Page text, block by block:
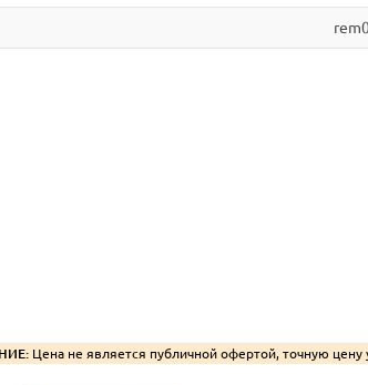
Цена не является публичной офертой, точную цену